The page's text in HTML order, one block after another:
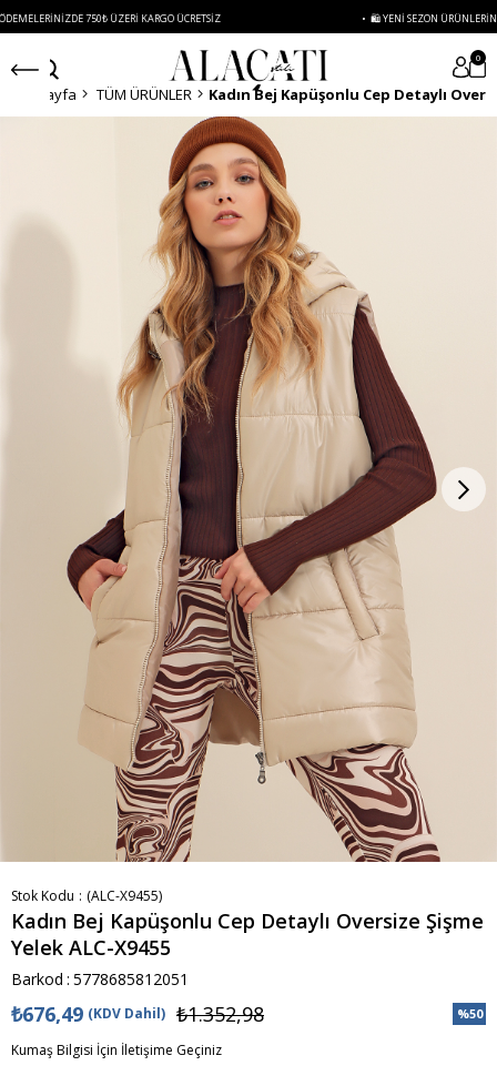
750₺ ÜZERI KARGO ÜCRETSIZ • 🛍️ YENI SEZON ÜRÜNLERINDE 2 ÜRÜN VE
0
Anasayfa TÜM ÜRÜNLER
Stok Kodu (ALC-X9455)
Kadın Bej Kapüşonlu Cep Detaylı Oversize Şişme
Yelek ALC-X9455
Barkod : 5778685812051
%50
₺1.352,98
₺676,49 (KDV Dahil)
Kumaş Bilgisi İçin İletişime Geçiniz